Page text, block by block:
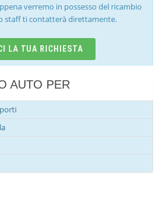
verremo in possesso del ricambio
staff ti contatterà direttamente.
LA TUA RICHIESTA
AUTO PER